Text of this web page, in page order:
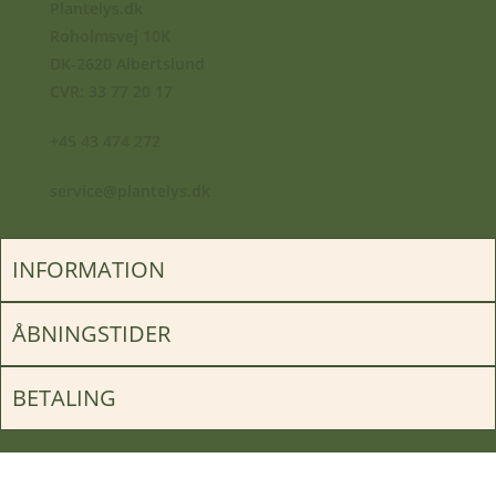
INFORMATION
ÅBNINGSTIDER
BETALING